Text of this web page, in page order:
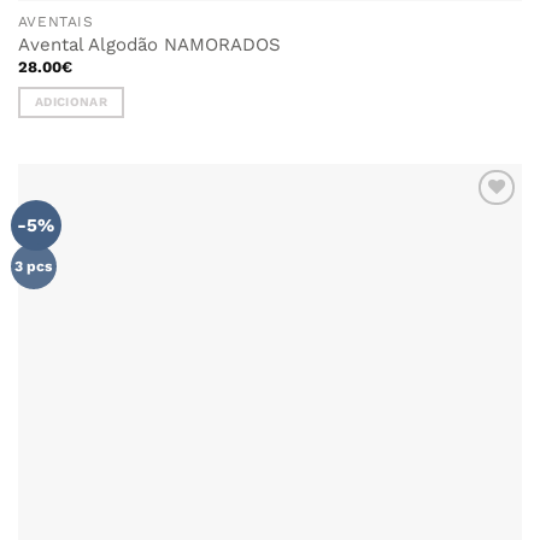
AVENTAIS
Avental Algodão NAMORADOS
28.00€
ADICIONAR
-5%
3 pcs